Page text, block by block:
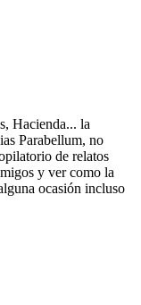
Hacienda... la
Parabellum, no
de relatos
y ver como la
ocasión incluso